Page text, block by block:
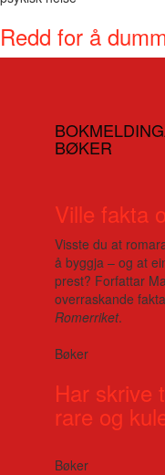
Redd for å
BØKER
Ville fakta
Visste du at
å byggja – og at
prest? Forfattar
overraskande
Romerriket.
Bøker
Har skrive
rare og
Bøker